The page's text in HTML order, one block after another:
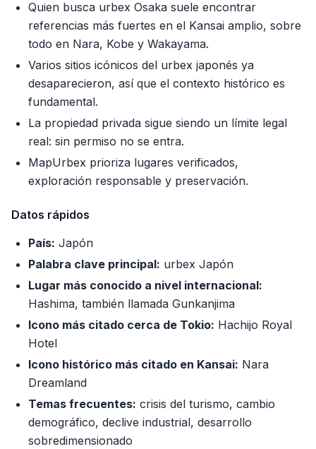
Quien busca urbex Osaka suele encontrar
referencias más fuertes en el Kansai amplio, sobre
todo en Nara, Kobe y Wakayama.
Varios sitios icónicos del urbex japonés ya
desaparecieron, así que el contexto histórico es
fundamental.
La propiedad privada sigue siendo un límite legal
real: sin permiso no se entra.
MapUrbex prioriza lugares verificados,
exploración responsable y preservación.
Datos rápidos
País: Japón
Palabra clave principal: urbex Japón
Lugar más conocido a nivel internacional:
Hashima, también llamada Gunkanjima
Icono más citado cerca de Tokio: Hachijo Royal
Hotel
Icono histórico más citado en Kansai: Nara
Dreamland
Temas frecuentes: crisis del turismo, cambio
demográfico, declive industrial, desarrollo
sobredimensionado